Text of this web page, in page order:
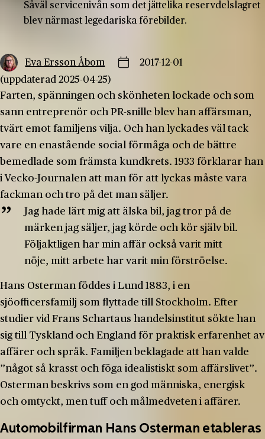
Såväl servicenivån som det jättelika reservdelslagret
blev närmast legedariska förebilder.
Eva Ersson Åbom
2017-12-01
(uppdaterad 2025-04-25)
Farten, spänningen och skönheten lockade och som
sann entreprenör och PR-snille blev han affärsman,
tvärt emot familjens vilja. Och han lyckades väl tack
vare en enastående social förmåga och de bättre
bemedlade som främsta kundkrets. 1933 förklarar han
i Vecko-Journalen att man för att lyckas måste vara
fackman och tro på det man säljer.
Jag hade lärt mig att älska bil, jag tror på de
märken jag säljer, jag körde och kör själv bil.
Följaktligen har min affär också varit mitt
nöje, mitt arbete har varit min förströelse.
Hans Osterman föddes i Lund 1883, i en
sjöofficersfamilj som flyttade till Stockholm. Efter
studier vid Frans Schartaus handelsinstitut sökte han
sig till Tyskland och England för praktisk erfarenhet av
affärer och språk. Familjen beklagade att han valde
”något så krasst och föga idealistiskt som affärslivet”.
Osterman beskrivs som en god människa, energisk
och omtyckt, men tuff och målmedveten i affärer.
Automobilfirman Hans Osterman etableras